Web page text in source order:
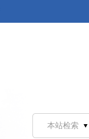
本站检索